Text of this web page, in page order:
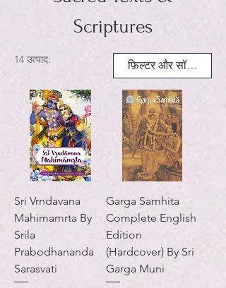
Scriptures
14 उत्पाद: फ़िल्टर और सॉर्ट करें
Sri Vrndavana
Mahimamrta By
Srila
Prabodhananda
Sarasvati
Garga Samhita
Complete English
Edition
(Hardcover) By Sri
Garga Muni